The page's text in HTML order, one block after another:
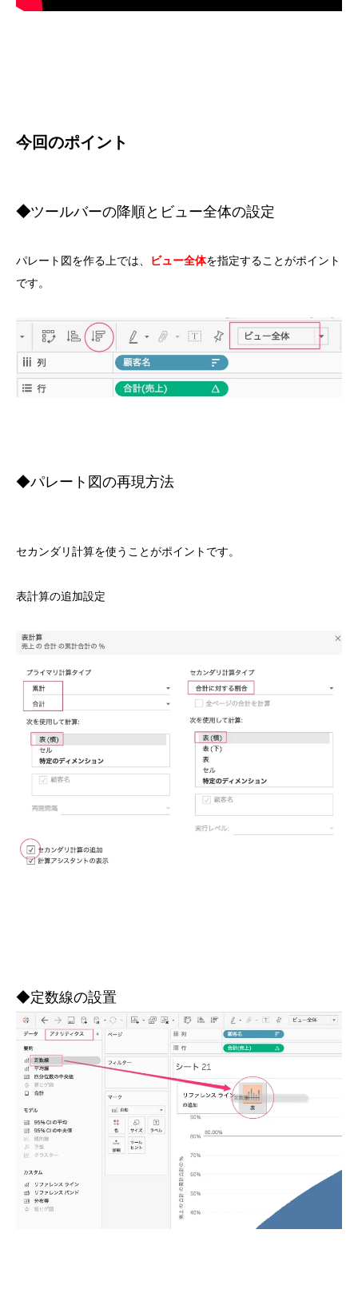
今回のポイント
◆ツールバーの降順とビュー全体の設定
パレート図を作る上では、 ビュー全体を指定することがポイント
です。
◆パレート図の再現方法
セカンダリ計算を使うことがポイントです。
表計算の追加設定
◆定数線の設置